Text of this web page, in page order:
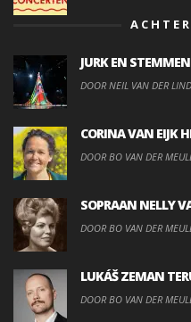
JURK EN
DOOR NEIL VAN DER
CORINA VAN EIJK
DOOR BO VAN DER
SOPRAAN NELLY
DOOR BO VAN DER
LUKÁŠ ZEMAN
DOOR BO VAN DER